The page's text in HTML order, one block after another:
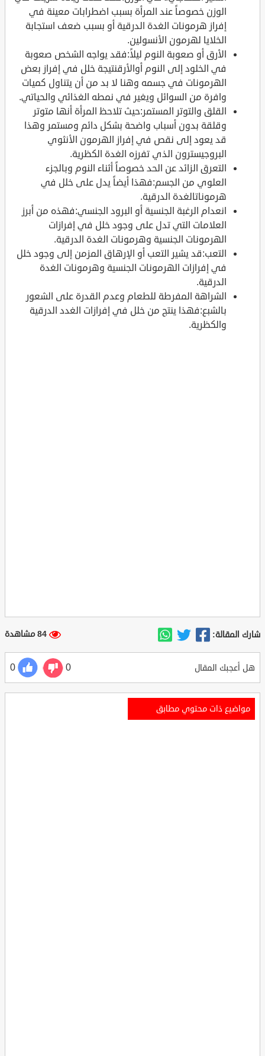
الوزن خصوصاً عند المرأة بسبب اضطرابات معينة في
إفراز هرمونات الغدة الدرقية أو بسبب ضعف استجابة
الخلايا لهرمون الأنسولين.
الأرق أو صعوبة النوم ليلاً:فقد يواجه الشخص صعوبة
في الخلود إلى النوم أوالأرقنتيجة خلل في إفراز بعض
الهرمونات في جسمه وهنا لا بد من أن يتناول كميات
وافرة من السوائل ويغير في نمطه الغذائي والحياتي.
القلق والتوتر المستمر:حيث تلاحظ المرأة أنها متوتر
وقلقة بدون أسباب واضحة بشكل دائم ومستمر وهذا
قد يعود إلى نقص في إفراز الهرمون الأنثوي
البروجيسترون الذي تفرزه الغدة الكظرية.
التعرق الزائد عن الحد خصوصاً أثناء النوم وبالجزء
العلوي من الجسم:فهذا أيضاً يدل على خلل في
هرموناتالغدة الدرقية.
انعدام الرغبة الجنسية أو البرود الجنسي:فهذه من أبرز
العلامات التي تدل على وجود خلل في إفرازات
الهرمونات الجنسية وهرمونات الغدة الدرقية.
التعب:قد يشير التعب أو الإرهاق المزمن إلى وجود خلل
في إفرازات الهرمونات الجنسية وهرمونات الغدة
الدرقية.
الشراهة المفرطة للطعام وعدم القدرة على الشعور
بالشبع:فهذا ينتج من خلل في إفرازات الغدد الدرقية
والكظرية.
شارك المقالة: 84 مشاهدة
هل أعجبك المقال 0
0
مواضيع ذات محتوي مطابق